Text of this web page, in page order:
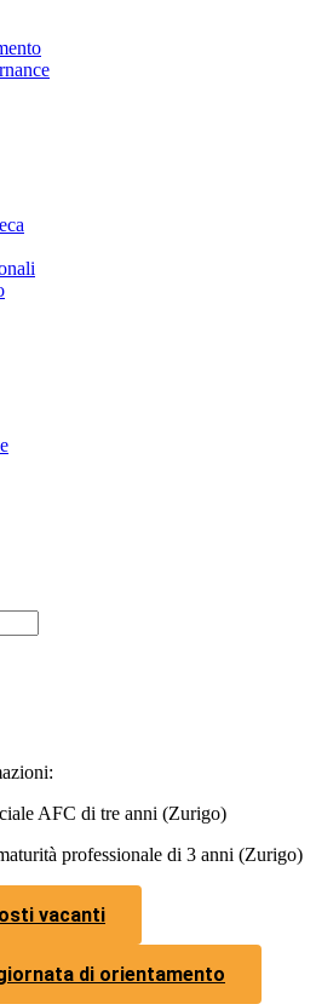
AFC di tre anni (Zurigo)
professionale di 3 anni (Zurigo)
vacanti
di orientamento